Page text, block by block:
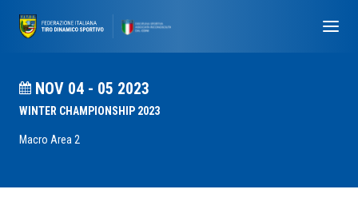
NOV 04 - 05 2023
WINTER CHAMPIONSHIP 2023
Macro Area 2